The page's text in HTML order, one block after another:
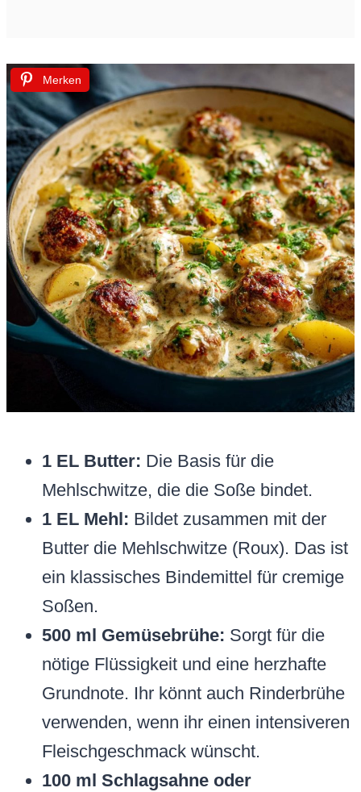
Merken
1 EL Butter: Die Basis für die
Mehlschwitze, die die Soße bindet.
1 EL Mehl: Bildet zusammen mit der
Butter die Mehlschwitze (Roux). Das ist
ein klassisches Bindemittel für cremige
Soßen.
500 ml Gemüsebrühe: Sorgt für die
nötige Flüssigkeit und eine herzhafte
Grundnote. Ihr könnt auch Rinderbrühe
verwenden, wenn ihr einen intensiveren
Fleischgeschmack wünscht.
100 ml Schlagsahne oder